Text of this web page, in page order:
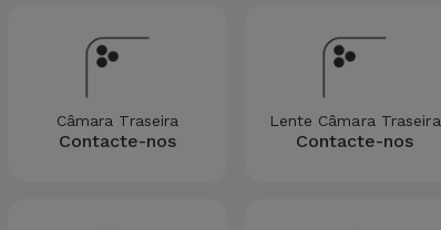
Câmara Traseira
Contacte-nos
Lente Câmara Traseira
Contacte-nos